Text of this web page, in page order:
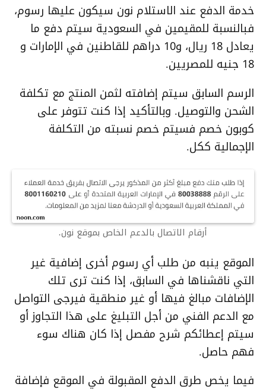
خدمة الدفع عند الاستلام نون سيكون عليها رسوم،
فبالنسبة للمقيمين في السعودية سيتم دفع ما
يعادل 18 ريال، و10 دراهم للقاطنين في الإمارات و
18 جنيه للمصريين.
الرسم السابق سيتم إضافته لثمن المنتج مع تكلفة
الشحن والتوصيل. وبالتأكيد إذا كنت تتوفر على
كوبون خصم فسيتم خصم نسبته من التكلفة
الإجمالية ككل.
أرقام الاتصال بالدعم الخاص بموقع نون.
الموقع ينبه من طلب أي رسوم أخرى إضافية غير
التي ناقشناها في السابق، إذا كنت ترى تلك
الإضافات مبالغ فيها أو غير منطقية فيرجى التواصل
مع الدعم الفني من أجل التبليغ على هذا التجاوز أو
سيتم إعطائكم شرح مفصل إذا كان هناك سوء
فهم حاصل.
فيما يخص طرق الدفع المقبولة في الموقع فإضافة